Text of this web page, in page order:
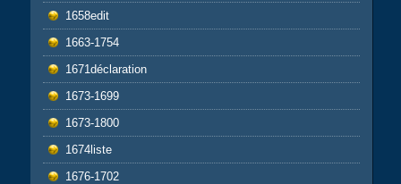
1658edit
1663-1754
1671déclaration
1673-1699
1673-1800
1674liste
1676-1702